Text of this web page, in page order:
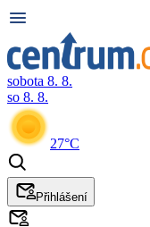
sobota 8. 8.
so 8. 8.
27°C
Přihlášení